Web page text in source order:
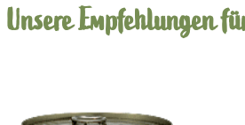
Unsere Empfehlungen